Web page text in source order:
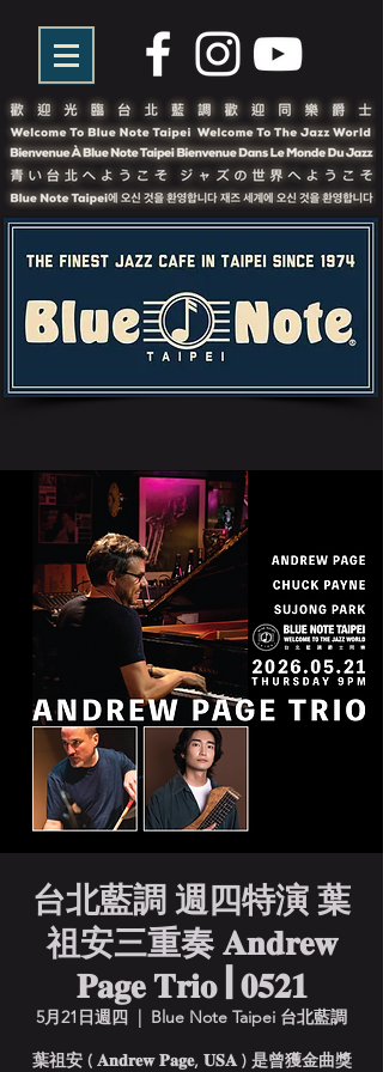
台北藍調 週四特演 葉
祖安三重奏 𝐀𝐧𝐝𝐫𝐞𝐰
𝐏𝐚𝐠𝐞 𝐓𝐫𝐢𝐨 | 𝟎𝟓𝟐𝟏
5月21日週四
  |
Blue Note Taipei 台北藍調
葉祖安 ( 𝐀𝐧𝐝𝐫𝐞𝐰 𝐏𝐚𝐠𝐞, 𝐔𝐒𝐀 ) 是曾獲金曲獎